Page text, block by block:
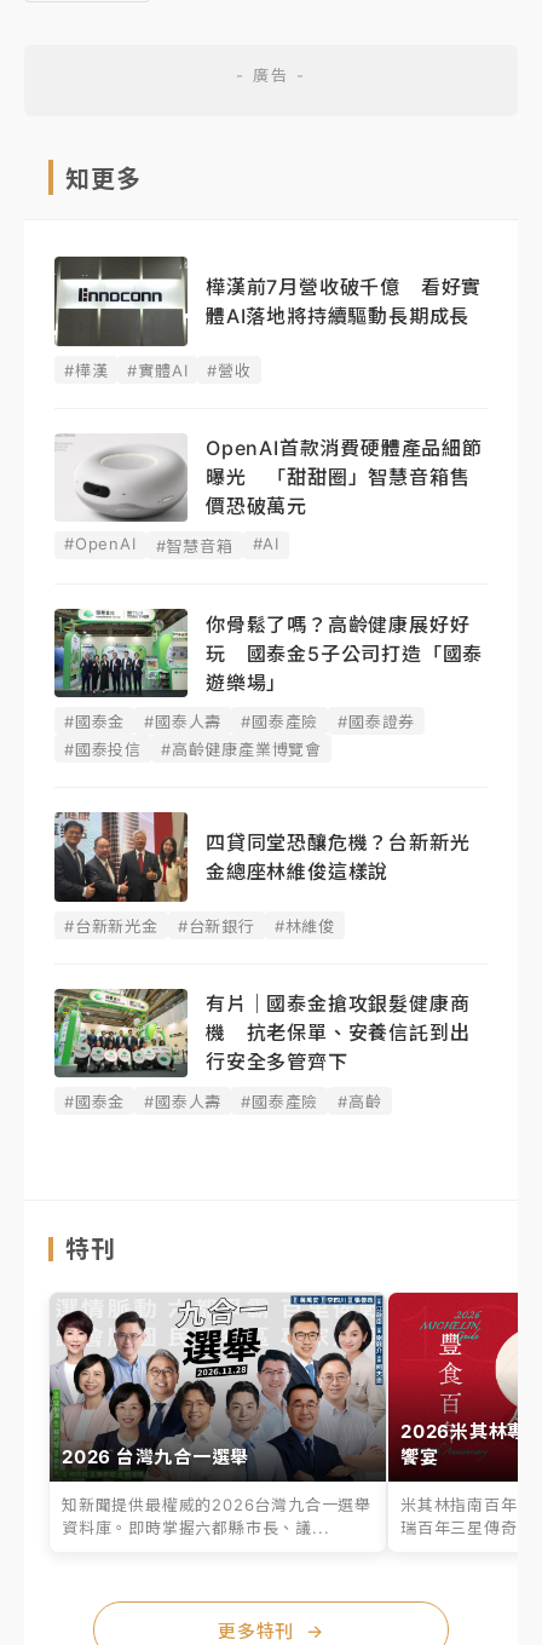
知更多
樺漢前7月營收破千億 看好實
體AI落地將持續驅動長期成長
#樺漢 #實體AI #營收
OpenAI首款消費硬體產品細節
曝光 「甜甜圈」智慧音箱售
價恐破萬元
#OpenAI #智慧音箱 #AI
你骨鬆了嗎？高齡健康展好好
玩 國泰金5子公司打造「國泰
遊樂場」
#國泰金 #國泰人壽 #國泰產險
#國泰證券
#國泰投信
#高齡健康產業博覽會
四貸同堂恐釀危機？台新新光
金總座林維俊這樣說
#台新新光金 #台新銀行 #林維俊
有片｜國泰金搶攻銀髮健康商
機 抗老保單、安養信託到出
行安全多管齊下
#國泰金 #國泰人壽 #國泰產險 #高齡
特刊
2026 台灣九合一選舉
知新聞提供最權威的2026台灣九合一選舉
資料庫。即時掌握六都縣市長、議...
2026米其林專
饗宴
米其林指南百年之
瑞百年三星傳奇、
更多特刊 →